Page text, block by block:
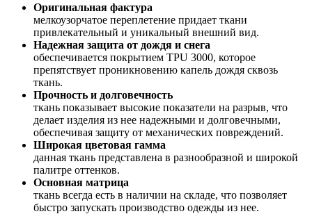
Оригинальная фактура
мелкоузорчатое переплетение придает ткани
привлекательный и уникальный внешний вид.
Надежная защита от дождя и снега
обеспечивается покрытием TPU 3000, которое
препятствует проникновению капель дождя сквозь
ткань.
Прочность и долговечность
ткань показывает высокие показатели на разрыв, что
делает изделия из нее надежными и долговечными,
обеспечивая защиту от механических повреждений.
Широкая цветовая гамма
данная ткань представлена в разнообразной и широкой
палитре оттенков.
Основная матрица
ткань всегда есть в наличии на складе, что позволяет
быстро запускать производство одежды из нее.